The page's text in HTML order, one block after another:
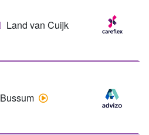
Land van Cuijk
Bussum